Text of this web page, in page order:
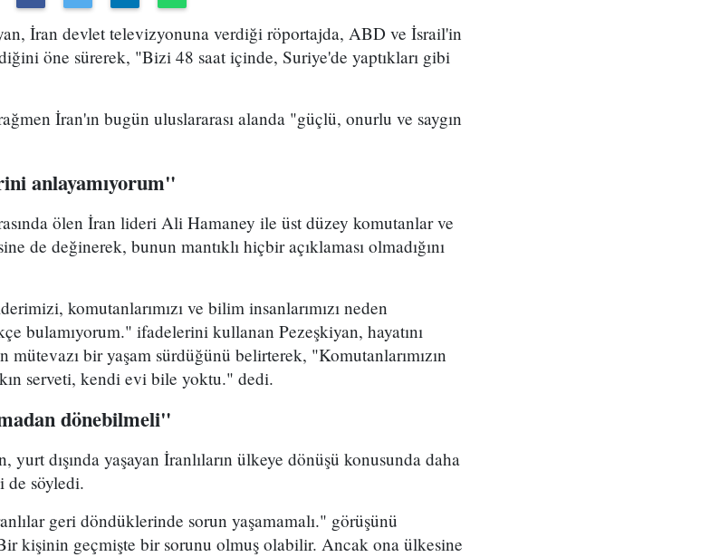
İran devlet televizyonuna verdiği röportajda, ABD ve İsrail'in
öne sürerek, "Bizi 48 saat içinde, Suriye'de yaptıkları gibi
İran'ın bugün uluslararası alanda "güçlü, onurlu ve saygın
anlayamıyorum"
ölen İran lideri Ali Hamaney ile üst düzey komutanlar ve
de değinerek, bunun mantıklı hiçbir açıklaması olmadığını
komutanlarımızı ve bilim insanlarımızı neden
bulamıyorum." ifadelerini kullanan Pezeşkiyan, hayatını
bir yaşam sürdüğünü belirterek, "Komutanlarımızın
serveti, kendi evi bile yoktu." dedi.
dönebilmeli"
dışında yaşayan İranlıların ülkeye dönüşü konusunda daha
de söyledi.
geri döndüklerinde sorun yaşamamalı." görüşünü
kişinin geçmişte bir sorunu olmuş olabilir. Ancak ona ülkesine